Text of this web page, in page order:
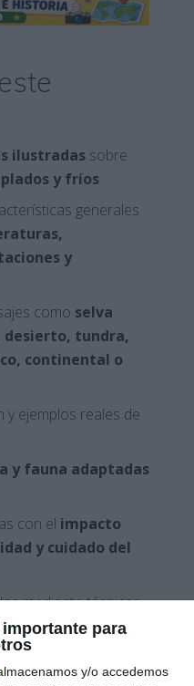
para
y/o accedemos
ilustradas sobre
y fríos.
generales
y
como selva
desierto, tundra,
continental o
y ejemplos reales de
y fauna adaptadas
con el impacto
y cuidado del
mediante técnicas
favorecer el